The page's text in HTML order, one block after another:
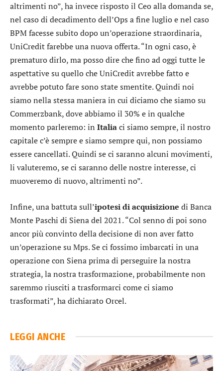
altrimenti no”, ha invece risposto il Ceo alla domanda se,
nel caso di decadimento dell’Ops a fine luglio e nel caso
BPM facesse subito dopo un’operazione straordinaria,
UniCredit farebbe una nuova offerta. “In ogni caso, è
prematuro dirlo, ma posso dire che fino ad oggi tutte le
aspettative su quello che UniCredit avrebbe fatto e
avrebbe potuto fare sono state smentite. Quindi noi
siamo nella stessa maniera in cui diciamo che siamo su
Commerzbank, dove abbiamo il 30% e in qualche
momento parleremo: in Italiaci siamo sempre, il nostro
capitale c’è sempre e siamo sempre qui, non possiamo
essere cancellati. Quindi se ci saranno alcuni movimenti,
li valuteremo, se ci saranno delle nostre interesse, ci
muoveremo di nuovo, altrimenti no”.
Infine, una battuta sull’ipotesi di acquisizione di Banca
Monte Paschi di Sienadel 2021. “Col senno di poi sono
ancor più convinto della decisione di non aver fatto
un’operazione su Mps. Se ci fossimo imbarcati in una
operazione con Siena prima di perseguire la nostra
strategia, la nostra trasformazione, probabilmente non
saremmo riusciti a trasformarci come ci siamo
trasformati”, ha dichiarato Orcel.
LEGGI ANCHE